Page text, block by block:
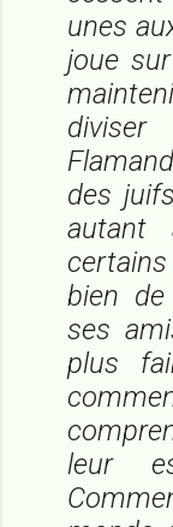
unes
joue
des
autant
bien de
ses
plus
leur